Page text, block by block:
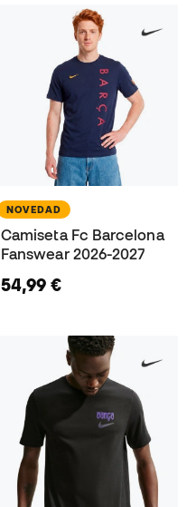
NOVEDAD
Camiseta Fc Barcelona
Fanswear 2026-2027
54,99 €